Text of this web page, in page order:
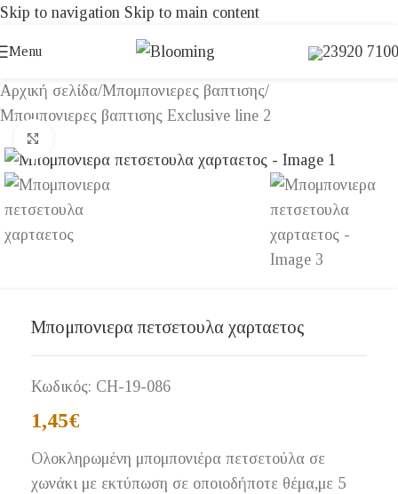
Skip to navigation Skip to main content
Menu 23920
Αρχική σελίδα/Μπομπονιερες βαπτισης/
Μπομπονιερες βαπτισης Exclusive line 2
Μπομπονιερα πετσετουλα χαρταετος
Κωδικός: CH-19-086
1,45€
Ολοκληρωμένη μπομπονιέρα πετσετούλα σε
χωνάκι με εκτύπωση σε οποιοδήποτε θέμα,με 5